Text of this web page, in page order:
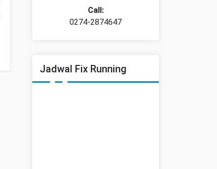
Call:
0274-2874647
Jadwal Fix Running